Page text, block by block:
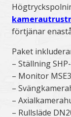
förtjänar
Paket
– Ställning
– Monitor
–
–
– Rullsläde